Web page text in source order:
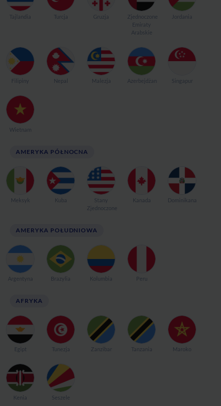
Tajlandia Turcja Gruzja
Zjednoczone
Emiraty
Arabskie
Jordania
Filipiny Nepal Malezja Azerbejdżan Singapur
Wietnam
AMERYKA PÓŁNOCNA
Meksyk Kuba
Stany
Zjednoczone
Kanada Dominikana
AMERYKA POŁUDNIOWA
Argentyna Brazylia Kolumbia Peru
AFRYKA
Egipt Tunezja Zanzibar Tanzania Maroko
Kenia Seszele